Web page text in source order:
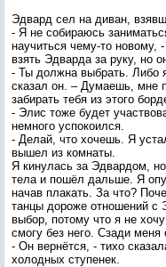
Эдвард сел на диван,
- Я не собираюсь
научиться чему-то новому,
взять Эдварда за руку, но
- Ты должна выбрать. Либо
сказал он. – Думаешь, мне
забирать тебя из этого
- Элис тоже будет
немного успокоился.
- Делай, что хочешь. Я
вышел из комнаты.
Я кинулась за Эдвардом,
тела и пошёл дальше. Я
начав плакать. За что?
танцы дороже отношений
выбор, потому что я не
смогу без него. Сзади меня
- Он вернётся, - тихо
холодных ступенек.